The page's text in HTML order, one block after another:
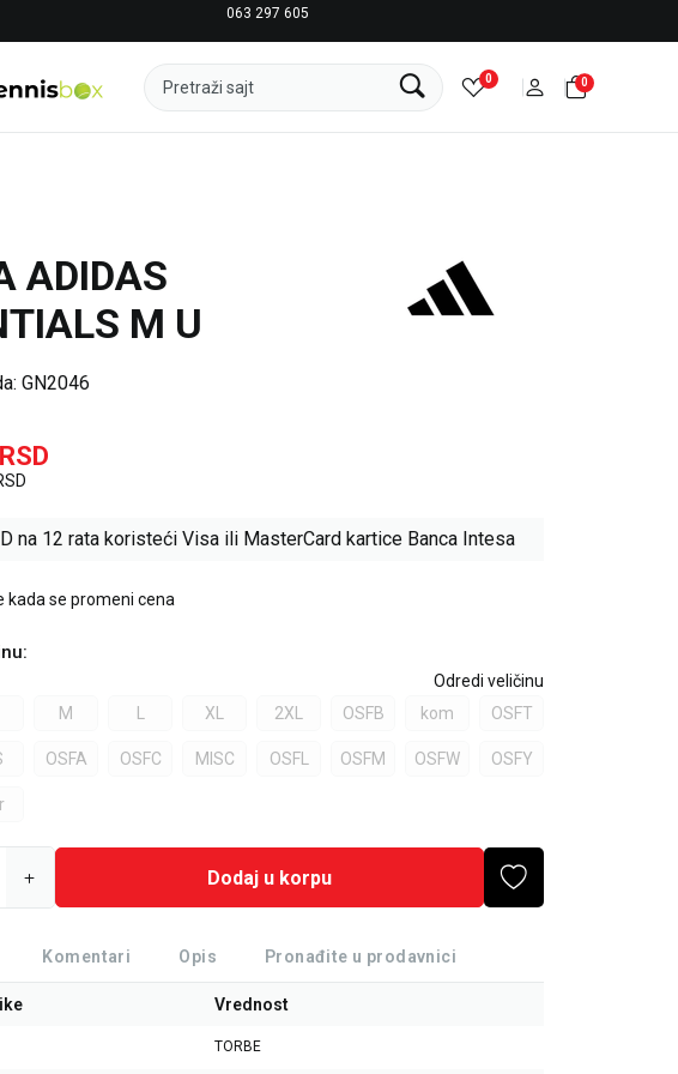
063 297 605
Pretraži sajt 0 0
ADIDAS
M U
GN2046
RSD
na 12 rata koristeći Visa ili MasterCard kartice Banca Intesa
kada se promeni cena
:
Odredi veličinu
M XL 2XL OSFB kom OSFT
OSFA OSFC MISC OSFL OSFM OSFW OSFY
Dodaj u korpu
Komentari Opis Pronađite u prodavnici
Vrednost
TORBE